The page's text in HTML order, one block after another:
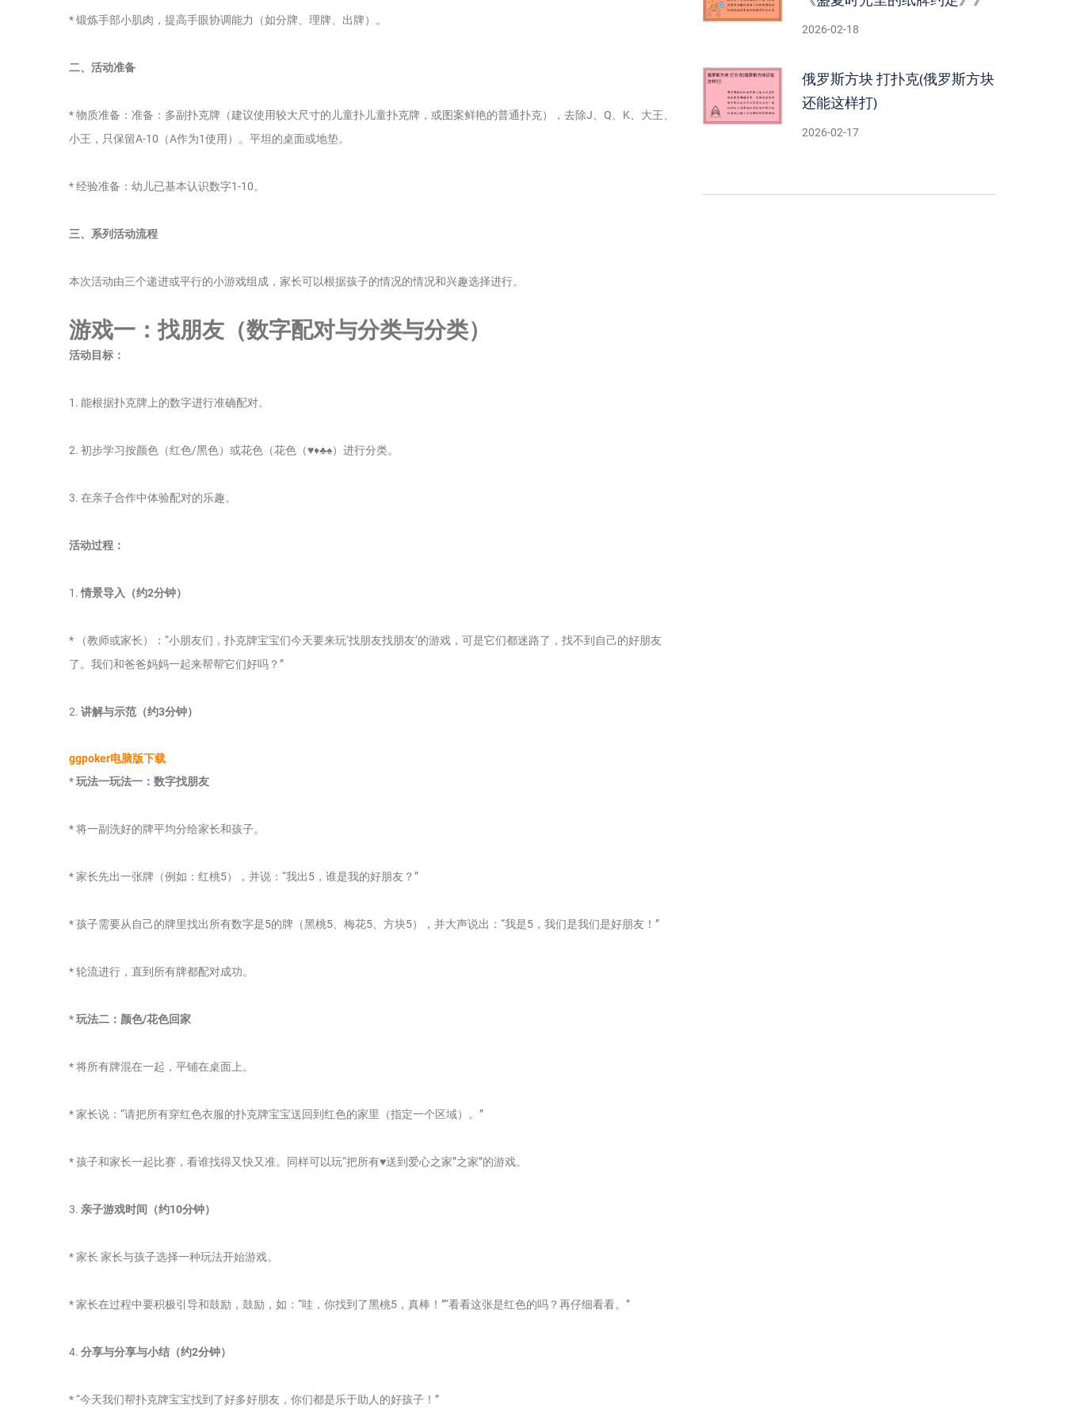
* 锻炼手部小肌肉，提高手眼协调能力（如分牌、理牌、出牌）。
二、活动准备
* 物质准备：准备：多副扑克牌（建议使用较大尺寸的儿童扑儿童扑克牌，或图案鲜艳的普通扑克），去除J、Q、K、大王、
小王，只保留A-10（A作为1使用）。平坦的桌面或地垫。
* 经验准备：幼儿已基本认识数字1-10。
三、系列活动流程
本次活动由三个递进或平行的小游戏组成，家长可以根据孩子的情况的情况和兴趣选择进行。
游戏一：找朋友（数字配对与分类与分类）
活动目标：
1. 能根据扑克牌上的数字进行准确配对。
2. 初步学习按颜色（红色/黑色）或花色（花色（♥♦♣♠）进行分类。
3. 在亲子合作中体验配对的乐趣。
活动过程：
1.情景导入（约2分钟）
* （教师或家长）：“小朋友们，扑克牌宝宝们今天要来玩‘找朋友找朋友’的游戏，可是它们都迷路了，找不到自己的好朋友
了。我们和爸爸妈妈一起来帮帮它们好吗？”
2. 讲解与示范（约3分钟）
ggpoker电脑版下载
*玩法一玩法一：数字找朋友
* 将一副洗好的牌平均分给家长和孩子。
* 家长先出一张牌（例如：红桃5），并说：“我出5，谁是我的好朋友？”
* 孩子需要从自己的牌里找出所有数字是5的牌（黑桃5、梅花5、方块5），并大声说出：“我是5，我们是我们是好朋友！”
* 轮流进行，直到所有牌都配对成功。
*玩法二：颜色/花色回家
* 将所有牌混在一起，平铺在桌面上。
* 家长说：“请把所有穿红色衣服的扑克牌宝宝送回到红色的家里（指定一个区域）。”
* 孩子和家长一起比赛，看谁找得又快又准。同样可以玩“把所有♥送到爱心之家”之家”的游戏。
3. 亲子游戏时间（约10分钟）
* 家长 家长与孩子选择一种玩法开始游戏。
* 家长在过程中要积极引导和鼓励，鼓励，如：“哇，你找到了黑桃5，真棒！”“看看这张是红色的吗？再仔细看看。”
4. 分享与分享与小结（约2分钟）
* “今天我们帮扑克牌宝宝找到了好多好朋友，你们都是乐于助人的好孩子！”
2026-02-18
俄罗斯方块 打扑克(俄罗斯方块
还能这样打)
2026-02-17